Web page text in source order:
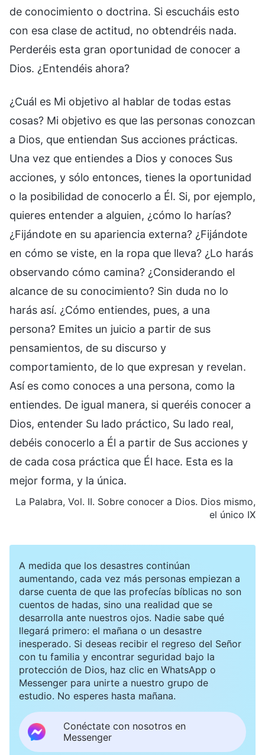
de conocimiento o doctrina. Si escucháis esto
con esa clase de actitud, no obtendréis nada.
Perderéis esta gran oportunidad de conocer a
Dios. ¿Entendéis ahora?
¿Cuál es Mi objetivo al hablar de todas estas
cosas? Mi objetivo es que las personas conozcan
a Dios, que entiendan Sus acciones prácticas.
Una vez que entiendes a Dios y conoces Sus
acciones, y sólo entonces, tienes la oportunidad
o la posibilidad de conocerlo a Él. Si, por ejemplo,
quieres entender a alguien, ¿cómo lo harías?
¿Fijándote en su apariencia externa? ¿Fijándote
en cómo se viste, en la ropa que lleva? ¿Lo harás
observando cómo camina? ¿Considerando el
alcance de su conocimiento? Sin duda no lo
harás así. ¿Cómo entiendes, pues, a una
persona? Emites un juicio a partir de sus
pensamientos, de su discurso y
comportamiento, de lo que expresan y revelan.
Así es como conoces a una persona, como la
entiendes. De igual manera, si queréis conocer a
Dios, entender Su lado práctico, Su lado real,
debéis conocerlo a Él a partir de Sus acciones y
de cada cosa práctica que Él hace. Esta es la
mejor forma, y la única.
La Palabra, Vol. II. Sobre conocer a Dios. Dios mismo,
el único IX
A medida que los desastres continúan
aumentando, cada vez más personas empiezan a
darse cuenta de que las profecías bíblicas no son
cuentos de hadas, sino una realidad que se
desarrolla ante nuestros ojos. Nadie sabe qué
llegará primero: el mañana o un desastre
inesperado. Si deseas recibir el regreso del Señor
con tu familia y encontrar seguridad bajo la
protección de Dios, haz clic en WhatsApp o
Messenger para unirte a nuestro grupo de
estudio. No esperes hasta mañana.
Conéctate con nosotros en
Messenger